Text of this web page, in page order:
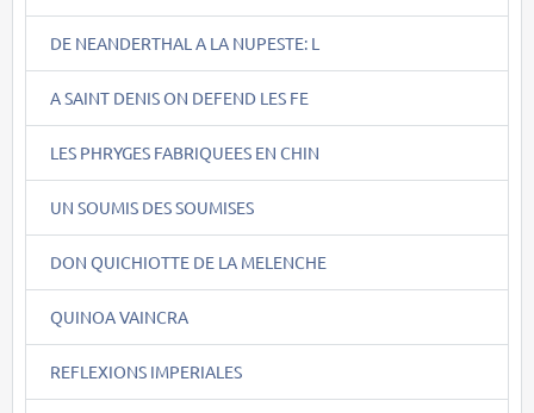
DE NEANDERTHAL A LA NUPESTE: L
A SAINT DENIS ON DEFEND LES FE
LES PHRYGES FABRIQUEES EN CHIN
UN SOUMIS DES SOUMISES
DON QUICHIOTTE DE LA MELENCHE
QUINOA VAINCRA
REFLEXIONS IMPERIALES